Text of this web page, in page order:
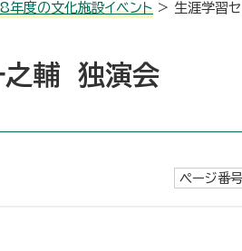
年度の文化施設イベント > 生涯学習
之輔 独演会
ページ